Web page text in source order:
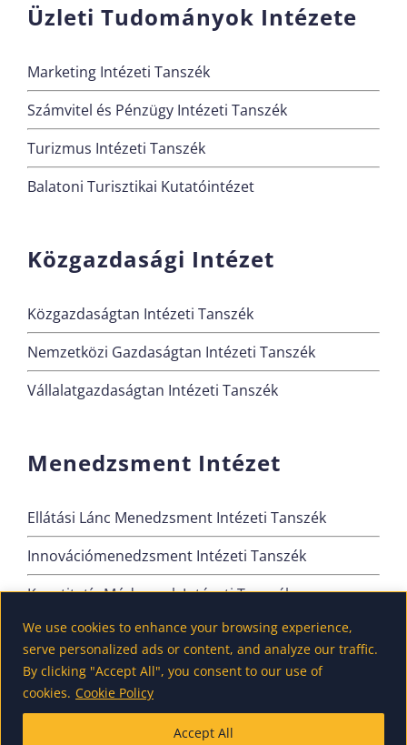
We use cookies to enhance your browsing experience,
serve personalized ads or content, and analyze our traffic.
By clicking "Accept All", you consent to our use of
cookies. Cookie Policy
Accept All
Üzleti Tudományok Intézete
Marketing Intézeti Tanszék
Számvitel és Pénzügy Intézeti Tanszék
Turizmus Intézeti Tanszék
Balatoni Turisztikai Kutatóintézet
Közgazdasági Intézet
Közgazdaságtan Intézeti Tanszék
Nemzetközi Gazdaságtan Intézeti Tanszék
Vállalatgazdaságtan Intézeti Tanszék
Menedzsment Intézet
Ellátási Lánc Menedzsment Intézeti Tanszék
Innovációmenedzsment Intézeti Tanszék
Kvantitatív Módszerek Intézeti Tanszék
Szervezési és Vezetési Intézeti Tanszék